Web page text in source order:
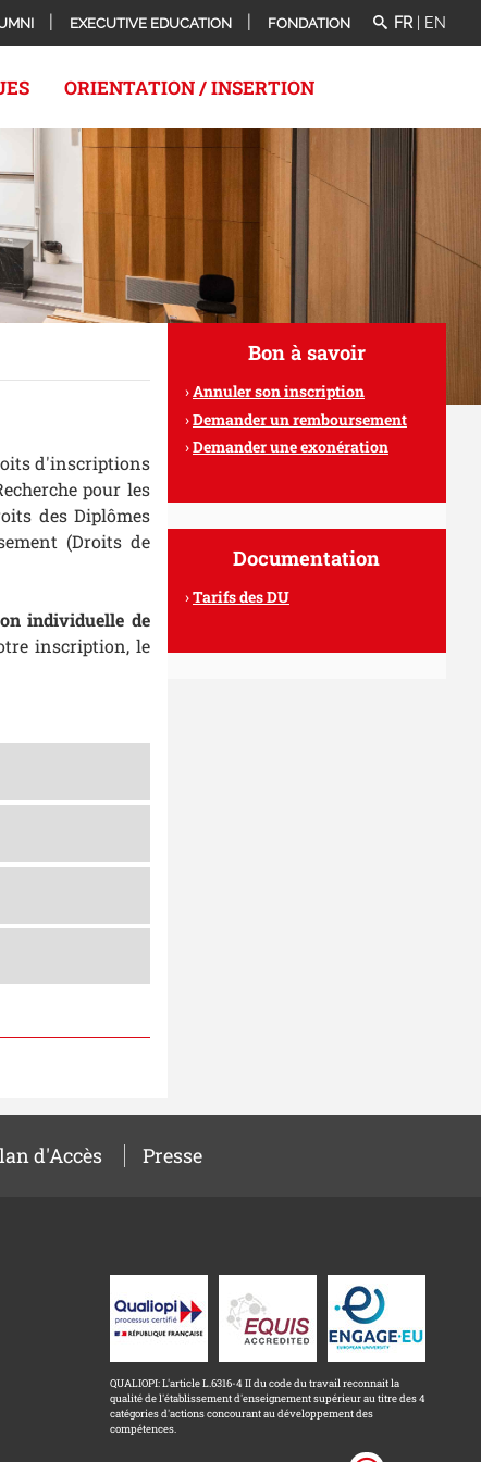
EXECUTIVE EDUCATION FONDATION FR EN
ORIENTATION / INSERTION
d'inscriptions
pour les
des Diplômes
(Droits de
individuelle de
inscription, le
Bon à savoir
Annuler son inscription
Demander un remboursement
Demander une exonération
Documentation
Tarifs des DU
d'Accès Presse
QUALIOPI: L'article L.6316-4 II du code du travail reconnait la
qualité de l'établissement d'enseignement supérieur au titre des 4
catégories d'actions concourant au développement des
compétences.